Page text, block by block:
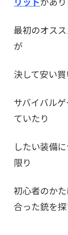
最初のオス
が
決して安い買
サバイバル
ていたり
したい装備
限り
初心者のか
合った銃を